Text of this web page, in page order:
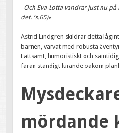
Och Eva-Lotta vandrar just nu
det. (s.65)«
Astrid Lindgren skildrar detta
barnen, varvat med robusta
Lättsamt, humoristiskt och
faran ständigt lurande bakom
mördande